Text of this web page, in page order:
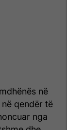
në
qendër të
nga